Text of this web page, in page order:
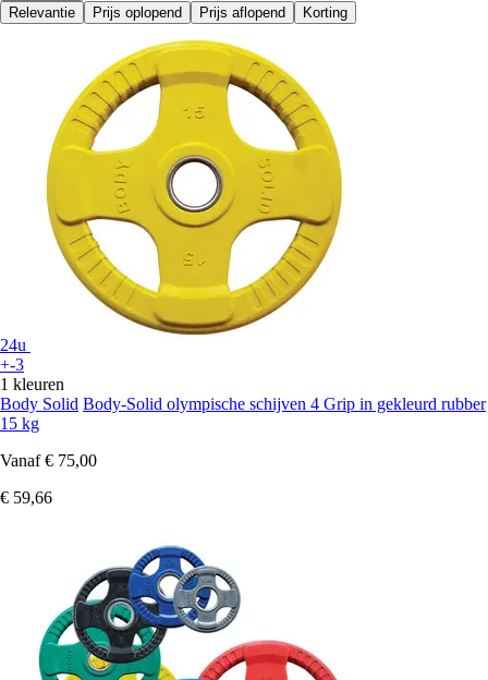
Relevantie
Prijs oplopend Prijs aflopend Korting
24u
+-3
1 kleuren
Body Solid Body-Solid olympische schijven 4 Grip in gekleurd rubber
15 kg
Vanaf € 75,00
€ 59,66